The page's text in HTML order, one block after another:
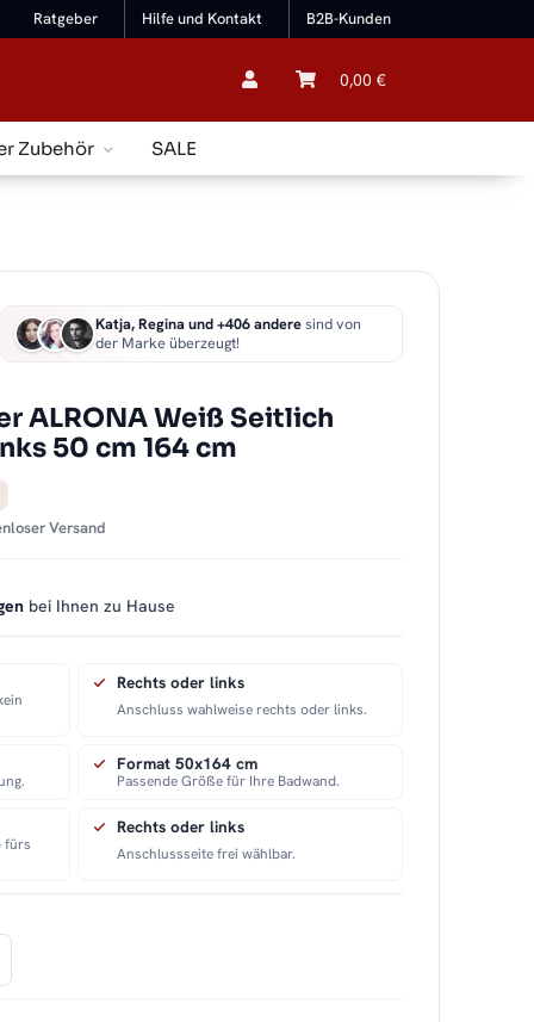
Ratgeber Hilfe und Kontakt B2B-Kunden
0,00 €
Zubehör SALE
Katja, Regina und +406 anderesind von
der Marke überzeugt!
ALRONA Weiß Seitlich
50 cm 164 cm
Versand
bei Ihnen zu Hause
Rechts oder links
Anschluss wahlweise rechts oder links.
Format 50x164 cm
Passende Größe für Ihre Badwand.
fürs
Rechts oder links
Anschlussseite frei wählbar.